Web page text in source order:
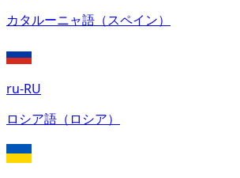
カタルーニャ語（スペイン）
ru-RU
ロシア語（ロシア）